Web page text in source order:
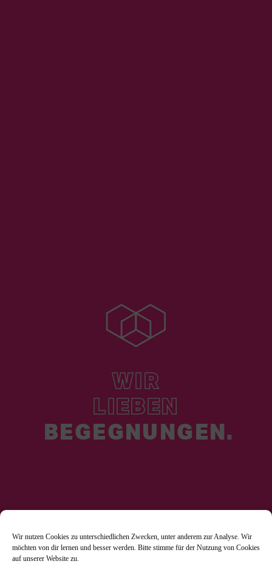
Wir nutzen Cookies zu unterschiedlichen Zwecken, unter anderem zur Analyse. Wir
möchten von dir lernen und besser werden. Bitte stimme für der Nutzung von Cookies
auf unserer Website zu.
WIR
LIEBEN
BEGEGNUNGEN.